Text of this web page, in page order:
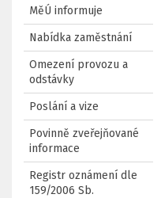
MěÚ informuje
Nabídka zaměstnání
Omezení provozu a
odstávky
Poslání a vize
Povinně zveřejňované
informace
Registr oznámení dle
159/2006 Sb.